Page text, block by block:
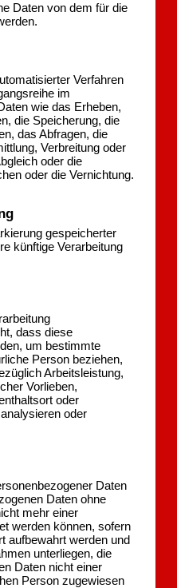
Daten von dem für die
Verfahren
im
wie das Erheben,
die Speicherung, die
das Abfragen, die
Verbreitung oder
oder die
oder die Vernichtung.
gespeicherter
künftige Verarbeitung
dass diese
um bestimmte
Person beziehen,
Arbeitsleistung,
Vorlieben,
oder
oder
Daten
Daten ohne
mehr einer
werden können, sofern
aufbewahrt werden und
unterliegen, die
Daten nicht einer
Person zugewiesen